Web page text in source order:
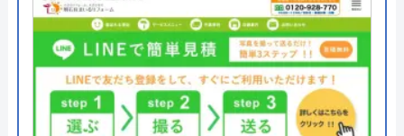
水の生活救急車の基本情報
運営会社 株式会社生活救急車
代表者 楯広長
詳細は公式HPでご確認ください
三河設備工業がおすすめの理由
対応エリアは愛知県豊橋市、作業料金は8800円～